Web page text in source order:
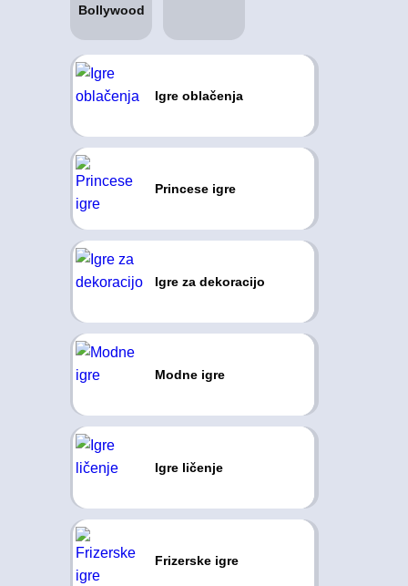
Igre oblačenja
Princese igre
Igre za dekoracijo
Modne igre
Igre ličenje
Frizerske igre